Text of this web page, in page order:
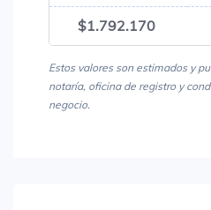
$1.792.170
Estos valores son estimados y
notaría, oficina de registro y
negocio.